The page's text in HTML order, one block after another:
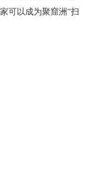
可以成为聚窟洲“扫